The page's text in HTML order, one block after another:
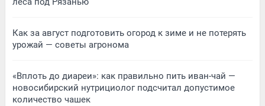
Как за август подготовить огород к зиме и не потерять
урожай — советы агронома
«Вплоть до диареи»: как правильно пить иван-чай —
новосибирский нутрициолог подсчитал допустимое
количество чашек